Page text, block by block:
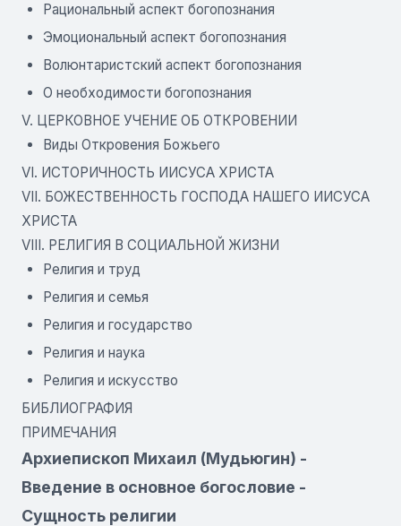
Рациональный аспект богопознания
Эмоциональный аспект богопознания
Волюнтаристский аспект богопознания
О необходимости богопознания
V. ЦЕРКОВНОЕ УЧЕНИЕ ОБ ОТКРОВЕНИИ
Виды Откровения Божьего
VI. ИСТОРИЧНОСТЬ ИИСУСА ХРИСТА
VII. БОЖЕСТВЕННОСТЬ ГОСПОДА НАШЕГО ИИСУСА
ХРИСТА
VIII. РЕЛИГИЯ В СОЦИАЛЬНОЙ ЖИЗНИ
Религия и труд
Религия и семья
Религия и государство
Религия и наука
Религия и искусство
БИБЛИОГРАФИЯ
ПРИМЕЧАНИЯ
Архиепископ Михаил (Мудьюгин) -
Введение в основное богословие -
Сущность религии